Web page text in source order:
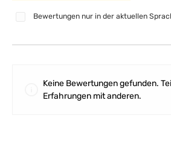
Bewertungen nur in der aktuellen
Keine Bewertungen gefunden.
Erfahrungen mit anderen.